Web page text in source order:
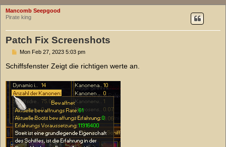
c
Mancomb Seepgood
Pirate king
Patch Fix Screenshots
P
s
Mon Feb 27, 2023 5:03 pm
Schiffsfenster Zeigt die richtigen werte an.